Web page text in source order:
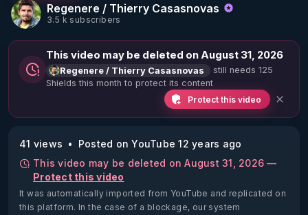
Regenere / Thierry Casasnovas
3.5 k subscribers
This video may be deleted on August 31, 2026
Regenere / Thierry Casasnovas
still needs 125
Shields this month to protect its content
Protect this video
41 views
Posted on YouTube 12 years ago
This video may be deleted on August 31, 2026 —
Protect this video
It was automatically imported from YouTube and replicated on
this platform. In the case of a blockage, our system